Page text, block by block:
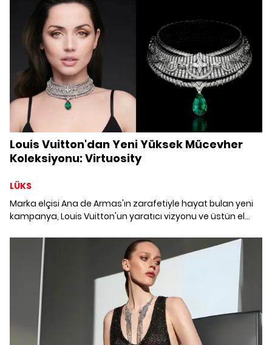
Louis Vuitton'dan Yeni Yüksek Mücevher
Koleksiyonu: Virtuosity
LÜKS
Marka elçisi Ana de Armas'ın zarafetiyle hayat bulan yeni
kampanya, Louis Vuitton'un yaratıcı vizyonu ve üstün el